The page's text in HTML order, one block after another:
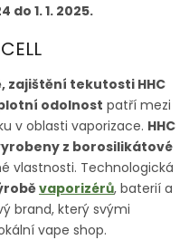
do 1. 1. 2025.
tekutosti HHC
odolnost patří mezi
v oblasti vaporizace. HHC
z borosilikátové
vlastnosti. Technologická
vaporizérů, baterií a
brand, který svými
vape shop.